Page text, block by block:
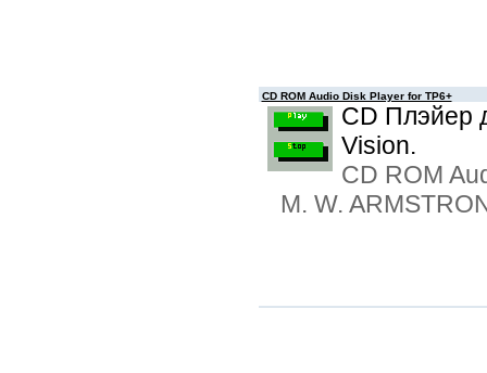
CD ROM Audio Disk Player for TP6+
CD Плэйер
Vision.
CD ROM
M. W.